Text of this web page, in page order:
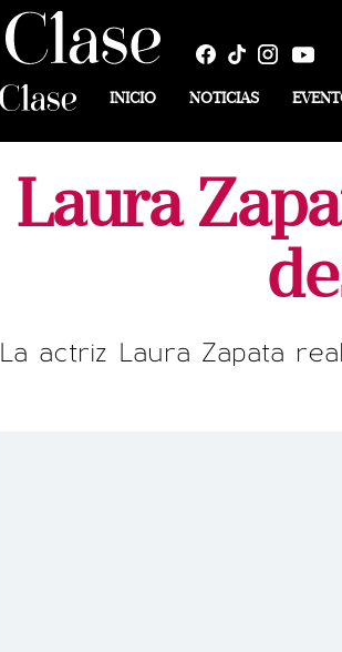
INICIO NOTICIAS
Laura
La actriz Laura Zapata